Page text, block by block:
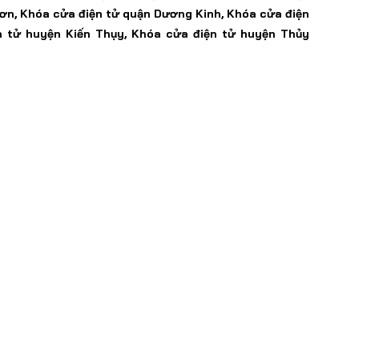
Khóa cửa điện tử quận Dương Kinh, Khóa cửa điện
tửhuyện Kiến Thụy, Khóa cửa điện tửhuyện Thủy